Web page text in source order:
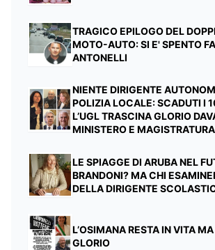
TRAGICO EPILOGO DEL
MOTO-AUTO: SI E' SPENTO
ANTONELLI
NIENTE DIRIGENTE
POLIZIA LOCALE: SCADUTI I
L’UGL TRASCINA GLORIO
MINISTERO E
LE SPIAGGE DI ARUBA NEL
BRANDONI? MA CHI
DELLA DIRIGENTE
L’OSIMANA RESTA IN VITA
GLORIO